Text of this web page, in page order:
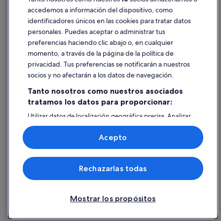
Ayuda
Cancelar un vuelo
Cancelar una reserva de hotel o de un alquiler vacacional
Utilizar un cupón de Expedia
Documentos para viajes internacionales
© 2026 Expedia, Inc., una empresa de Expedia Group. Todos los
derechos reservados. Expedia y el logotipo de Expedia son marcas
comerciales o marcas comerciales registradas de Expedia, Inc.
accedemos a información del dispositivo, como
identificadores únicos en las cookies para tratar datos
personales. Puedes aceptar o administrar tus
preferencias haciendo clic abajo o, en cualquier
momento, a través de la página de la política de
privacidad. Tus preferencias se notificarán a nuestros
socios y no afectarán a los datos de navegación.
Tanto nosotros como nuestros asociados
tratamos los datos para proporcionar:
Utilizar datos de localización geográfica precisa. Analizar
activamente las características del dispositivo para su
identificación. Almacenar la información en un dispositivo
y/o acceder a ella. Publicidad y contenido personalizados,
medición de publicidad y contenido, investigación de
audiencia y desarrollo de servicios.
Lista de asociados (proveedores)
Mostrar los propósitos
Rechazarlas todas
Acepto